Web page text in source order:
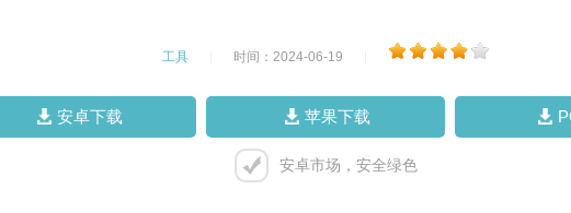
工具 时间：2024-06-19
安卓下载 苹果下载
安卓市场，安全绿色